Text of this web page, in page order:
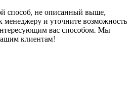
способ, не описанный выше,
менеджеру и уточните возможность
вас способом. Мы
клиентам!